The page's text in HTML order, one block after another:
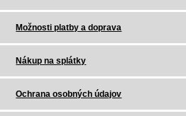
Možnosti platby a doprava
Nákup na splátky
Ochrana osobných údajov